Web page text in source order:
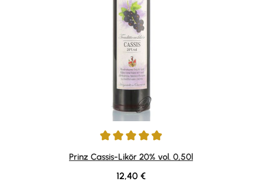
Durchschnittliche Bewertung von 4.89 von 5 Sternen
Prinz Cassis-Likör 20% vol. 0,50l
Regulärer Preis:
12,40 €